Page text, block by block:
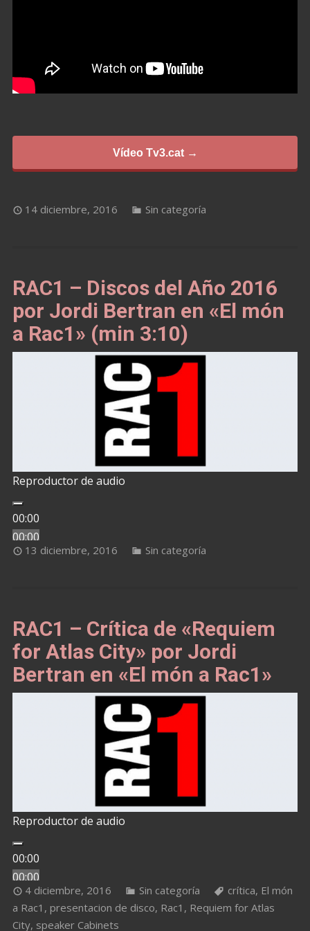
Vídeo Tv3.cat →
14 diciembre, 2016 Sin categoría
RAC1 – Discos del Año 2016
por Jordi Bertran en «El món
a Rac1» (min 3:10)
Reproductor de audio
00:00
00:00
00:0013 diciembre, 2016 Sin categoría
RAC1 – Crítica de «Requiem
for Atlas City» por Jordi
Bertran en «El món a Rac1»
Reproductor de audio
00:00
00:00
00:004 diciembre, 2016 Sin categoría crítica, El món
a Rac1 , presentacion de disco, Rac1 , Requiem for Atlas
City, speaker Cabinets